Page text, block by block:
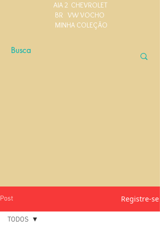
AIA 2 CHEVROLET
BR VW VOCHO
MINHA COLEÇÃO
Post Registre-se
TODOS